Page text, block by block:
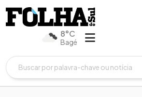
8°C
Bagé